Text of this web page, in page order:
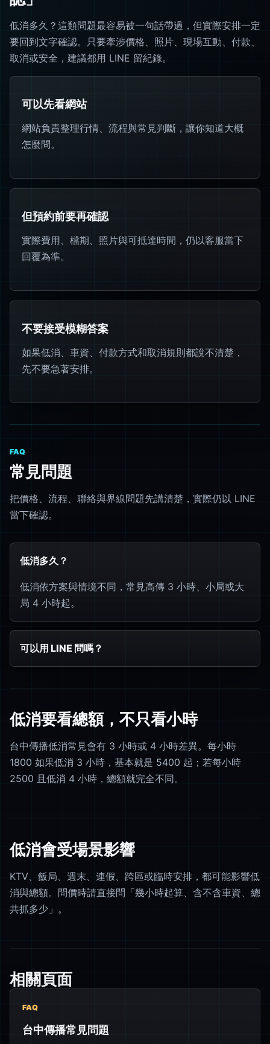
低消多久？這類問題最容易被一句話帶過，但實際安排一定
要回到文字確認。只要牽涉價格、照片、現場互動、付款、
取消或安全，建議都用 LINE 留紀錄。
可以先看網站
網站負責整理行情、流程與常見判斷，讓你知道大概
怎麼問。
但預約前要再確認
實際費用、檔期、照片與可抵達時間，仍以客服當下
回覆為準。
不要接受模糊答案
如果低消、車資、付款方式和取消規則都說不清楚，
先不要急著安排。
FAQ
常見問題
把價格、流程、聯絡與界線問題先講清楚，實際仍以 LINE
當下確認。
低消多久？
低消依方案與情境不同，常見高傳 3 小時、小局或大
局 4 小時起。
可以用 LINE 問嗎？
低消要看總額，不只看小時
台中傳播低消常見會有 3 小時或 4 小時差異。每小時
1800 如果低消 3 小時，基本就是 5400 起；若每小時
2500 且低消 4 小時，總額就完全不同。
低消會受場景影響
KTV、飯局、週末、連假、跨區或臨時安排，都可能影響低
消與總額。問價時請直接問「幾小時起算、含不含車資、總
共抓多少」。
相關頁面
FAQ
台中傳播常見問題